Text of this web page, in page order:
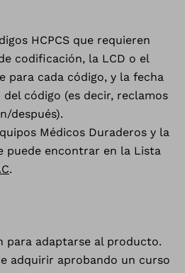
HCPCS que requieren
codificación, la LCD o el
para cada código, y la fecha
código (es decir, reclamos
después).
Médicos Duraderos y la
puede encontrar en la Lista
.
para adaptarse al producto.
adquirir aprobando un curso